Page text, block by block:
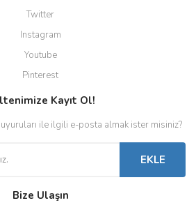
Twitter
Instagram
Youtube
Pinterest
Kayıt Ol!
ile ilgili e-posta almak ister misiniz?
EKLE
Bize Ulaşın